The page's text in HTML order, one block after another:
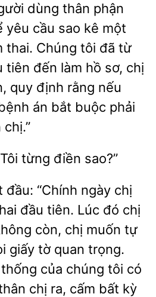
dùng thân phận
yêu cầu sao
một
thai. Chúng tôi đã từ
tiên đến làm hồ sơ, chị
quy định rằng nếu
án bắt buộc phải
“Chính ngày chị
đầu tiên. Lúc
chị
còn, chị muốn tự
giấy tờ
trọng.
của chúng tôi có
chị ra, cấm bất kỳ